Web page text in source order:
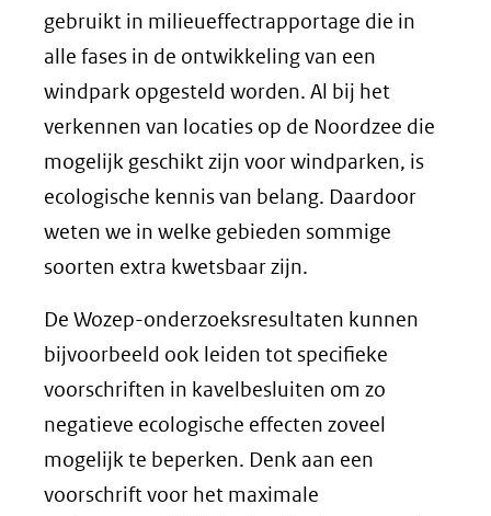
gebruikt in milieueffectrapportage die in
alle fases in de ontwikkeling van een
windpark opgesteld worden. Al bij het
verkennen van locaties op de Noordzee die
mogelijk geschikt zijn voor windparken, is
ecologische kennis van belang. Daardoor
weten we in welke gebieden sommige
soorten extra kwetsbaar zijn.
De Wozep-onderzoeksresultaten kunnen
bijvoorbeeld ook leiden tot specifieke
voorschriften in kavelbesluiten om zo
negatieve ecologische effecten zoveel
mogelijk te beperken. Denk aan een
voorschrift voor het maximale